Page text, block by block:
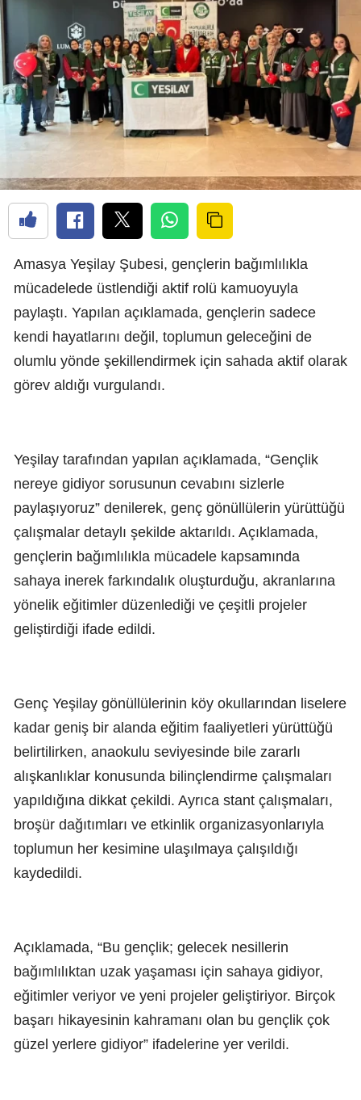
Amasya Yeşilay Şubesi, gençlerin bağımlılıkla
mücadelede üstlendiği aktif rolü kamuoyuyla
paylaştı. Yapılan açıklamada, gençlerin sadece
kendi hayatlarını değil, toplumun geleceğini de
olumlu yönde şekillendirmek için sahada aktif olarak
görev aldığı vurgulandı.
Yeşilay tarafından yapılan açıklamada, “Gençlik
nereye gidiyor sorusunun cevabını sizlerle
paylaşıyoruz” denilerek, genç gönüllülerin yürüttüğü
çalışmalar detaylı şekilde aktarıldı. Açıklamada,
gençlerin bağımlılıkla mücadele kapsamında
sahaya inerek farkındalık oluşturduğu, akranlarına
yönelik eğitimler düzenlediği ve çeşitli projeler
geliştirdiği ifade edildi.
Genç Yeşilay gönüllülerinin köy okullarından liselere
kadar geniş bir alanda eğitim faaliyetleri yürüttüğü
belirtilirken, anaokulu seviyesinde bile zararlı
alışkanlıklar konusunda bilinçlendirme çalışmaları
yapıldığına dikkat çekildi. Ayrıca stant çalışmaları,
broşür dağıtımları ve etkinlik organizasyonlarıyla
toplumun her kesimine ulaşılmaya çalışıldığı
kaydedildi.
Açıklamada, “Bu gençlik; gelecek nesillerin
bağımlılıktan uzak yaşaması için sahaya gidiyor,
eğitimler veriyor ve yeni projeler geliştiriyor. Birçok
başarı hikayesinin kahramanı olan bu gençlik çok
güzel yerlere gidiyor” ifadelerine yer verildi.